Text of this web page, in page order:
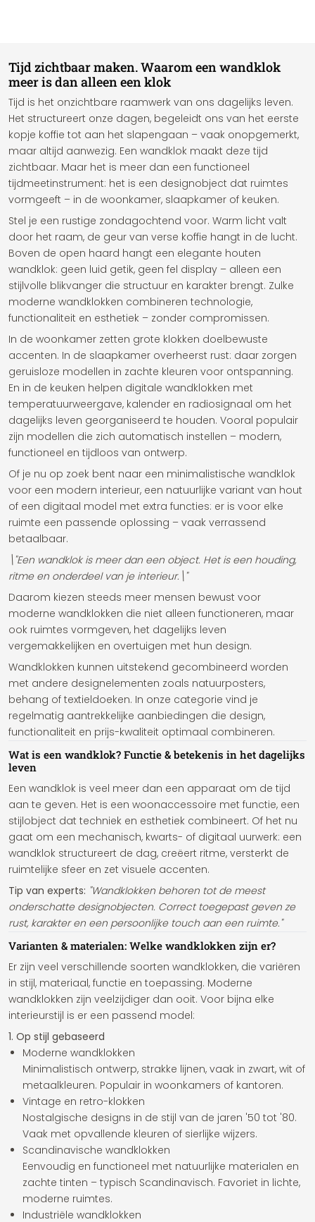
Tijd zichtbaar maken. Waarom een wandklok
meer is dan alleen een klok
Tijd is het onzichtbare raamwerk van ons dagelijks leven.
Het structureert onze dagen, begeleidt ons van het eerste
kopje koffie tot aan het slapengaan – vaak onopgemerkt,
maar altijd aanwezig. Een wandklok maakt deze tijd
zichtbaar. Maar het is meer dan een functioneel
tijdmeetinstrument: het is een designobject dat ruimtes
vormgeeft – in de woonkamer, slaapkamer of keuken.
Stel je een rustige zondagochtend voor. Warm licht valt
door het raam, de geur van verse koffie hangt in de lucht.
Boven de open haard hangt een elegante houten
wandklok: geen luid getik, geen fel display – alleen een
stijlvolle blikvanger die structuur en karakter brengt. Zulke
moderne wandklokken combineren technologie,
functionaliteit en esthetiek – zonder compromissen.
In de woonkamer zetten grote klokken doelbewuste
accenten. In de slaapkamer overheerst rust: daar zorgen
geruisloze modellen in zachte kleuren voor ontspanning.
En in de keuken helpen digitale wandklokken met
temperatuurweergave, kalender en radiosignaal om het
dagelijks leven georganiseerd te houden. Vooral populair
zijn modellen die zich automatisch instellen – modern,
functioneel en tijdloos van ontwerp.
Of je nu op zoek bent naar een minimalistische wandklok
voor een modern interieur, een natuurlijke variant van hout
of een digitaal model met extra functies: er is voor elke
ruimte een passende oplossing – vaak verrassend
betaalbaar.
\"Een wandklok is meer dan een object. Het is een houding,
ritme en onderdeel van je interieur.\"
Daarom kiezen steeds meer mensen bewust voor
moderne wandklokken die niet alleen functioneren, maar
ook ruimtes vormgeven, het dagelijks leven
vergemakkelijken en overtuigen met hun design.
Wandklokken kunnen uitstekend gecombineerd worden
met andere designelementen zoals natuurposters,
behang of textieldoeken. In onze categorie vind je
regelmatig aantrekkelijke aanbiedingen die design,
functionaliteit en prijs-kwaliteit optimaal combineren.
Wat is een wandklok? Functie & betekenis in het dagelijks
leven
Een wandklok is veel meer dan een apparaat om de tijd
aan te geven. Het is een woonaccessoire met functie, een
stijlobject dat techniek en esthetiek combineert. Of het nu
gaat om een mechanisch, kwarts- of digitaal uurwerk: een
wandklok structureert de dag, creëert ritme, versterkt de
ruimtelijke sfeer en zet visuele accenten.
Tip van experts: "Wandklokken behoren tot de meest
onderschatte designobjecten. Correct toegepast geven ze
rust, karakter en een persoonlijke touch aan een ruimte."
Varianten & materialen: Welke wandklokken zijn er?
Er zijn veel verschillende soorten wandklokken, die variëren
in stijl, materiaal, functie en toepassing. Moderne
wandklokken zijn veelzijdiger dan ooit. Voor bijna elke
interieurstijl is er een passend model:
1. Op stijl gebaseerd
Moderne wandklokken
Minimalistisch ontwerp, strakke lijnen, vaak in zwart, wit of
metaalkleuren. Populair in woonkamers of kantoren.
Vintage en retro-klokken
Nostalgische designs in de stijl van de jaren '50 tot '80.
Vaak met opvallende kleuren of sierlijke wijzers.
Scandinavische wandklokken
Eenvoudig en functioneel met natuurlijke materialen en
zachte tinten – typisch Scandinavisch. Favoriet in lichte,
moderne ruimtes.
Industriële wandklokken